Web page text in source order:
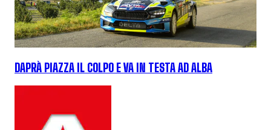
DAPRÀ PIAZZA IL COLPO E VA IN TESTA AD ALBA